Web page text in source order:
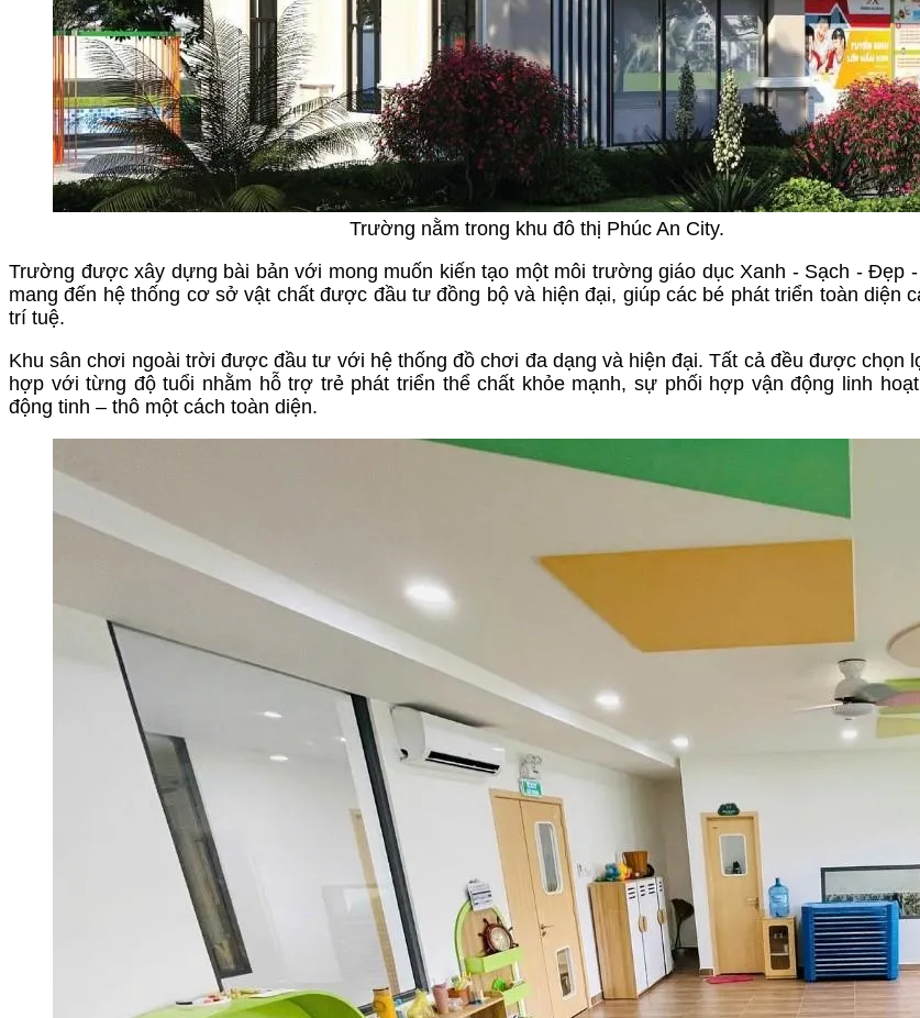
Trường nằm trong khu đô thị Phúc An City.
Trường được xây dựng bài bản với mong muốn kiến tạo một môi trường giáo dục Xanh - Sạch - Đẹp
mang đến hệ thống cơ sở vật chất được đầu tư đồng bộ và hiện đại, giúp các bé phát triển toàn diện
trí tuệ.
Khu sân chơi ngoài trời được đầu tư với hệ thống đồ chơi đa dạng và hiện đại. Tất cả đều được chọn
hợp với từng độ tuổi nhằm hỗ trợ trẻ phát triển thể chất khỏe mạnh, sự phối hợp vận động linh
động tinh – thô một cách toàn diện.